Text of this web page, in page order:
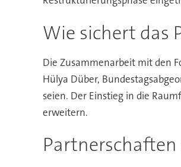
Wie sichert das
Die Zusammenarbeit mit den
Hülya Düber,
seien. Der Einstieg in die
erweitern.